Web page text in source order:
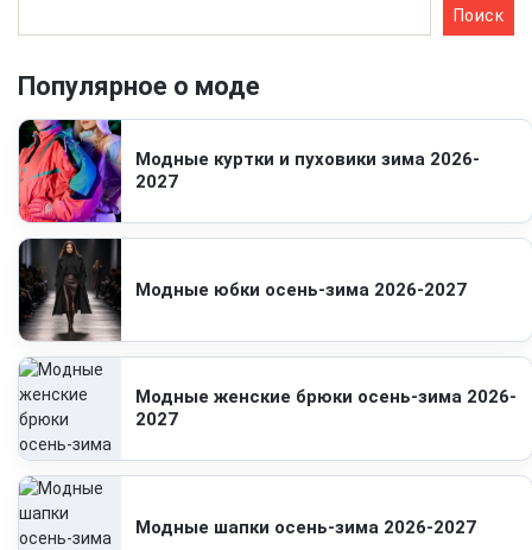
Поиск
Популярное о моде
Модные куртки и пуховики зима 2026-
2027
Модные юбки осень-зима 2026-2027
Модные женские брюки осень-зима 2026-
2027
Модные шапки осень-зима 2026-2027